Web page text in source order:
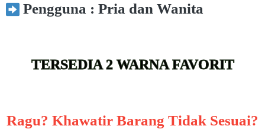
Pengguna : Pria dan Wanita
TERSEDIA 2 WARNA FAVORIT
Ragu? Khawatir Barang Tidak Sesuai?